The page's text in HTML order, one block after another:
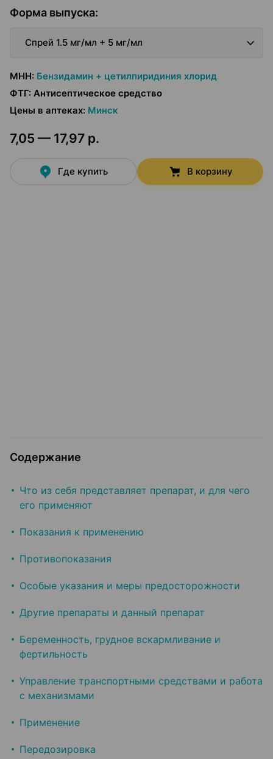
Форма выпуска:
Спрей 1.5 мг/мл + 5 мг/мл
МНН: Бензидамин + цетилпиридиния хлорид
ФТГ: Антисептическое средство
Цены в аптеках: Минск
7,05 — 17,97 р.
Где купить В корзину
Содержание
Что из себя представляет препарат, и для чего
его применяют
Показания к применению
Противопоказания
Особые указания и меры предосторожности
Другие препараты и данный препарат
Беременность, грудное вскармливание и
фертильность
Управление транспортными средствами и работа
с механизмами
Применение
Передозировка